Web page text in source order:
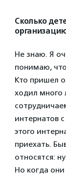
Сколько
Не знаю. Я
понимаю, что
Кто пришел
ходил много
интернатов
этого
приехать.
относятся:
Но когда